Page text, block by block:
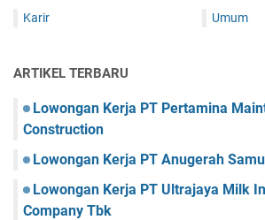
Karir
Umum
ARTIKEL TERBARU
Lowongan Kerja PT Pertamina
Construction
Lowongan Kerja PT Anugerah
Lowongan Kerja PT Ultrajaya Milk
Company Tbk